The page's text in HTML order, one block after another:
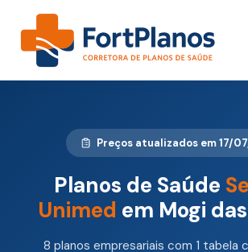
Preços atualizados em 17/
Planos de Saúde
Unimed em Mogi
8 planos empresariais com 1 tabela